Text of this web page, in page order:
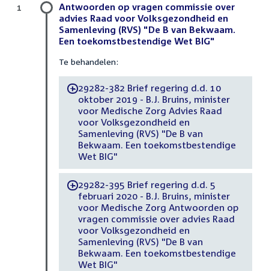
Antwoorden op vragen commissie over
advies Raad voor Volksgezondheid en
Samenleving (RVS) "De B van Bekwaam.
Een toekomstbestendige Wet BIG"
Te behandelen:
-29282-382 Brief regering d.d. 10
oktober 2019 - B.J. Bruins, minister
voor Medische Zorg Advies Raad
voor Volksgezondheid en
Samenleving (RVS) "De B van
Bekwaam. Een toekomstbestendige
Wet BIG"
-29282-395 Brief regering d.d. 5
februari 2020 - B.J. Bruins, minister
voor Medische Zorg Antwoorden op
vragen commissie over advies Raad
voor Volksgezondheid en
Samenleving (RVS) "De B van
Bekwaam. Een toekomstbestendige
Wet BIG"
1